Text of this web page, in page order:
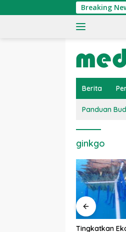
ke
Breaking
Berita
Panduan
ginkgo
PDKT Danau